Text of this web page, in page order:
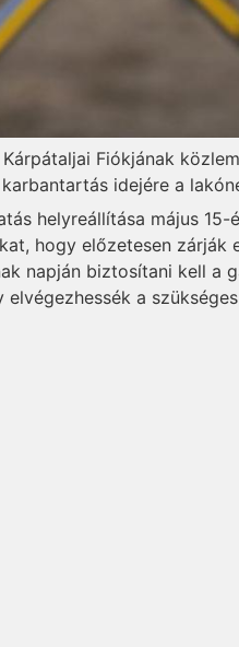
Fiókjának
idejére a
helyreállítása május
hogy előzetesen
napján biztosítani kell a
elvégezhessék a